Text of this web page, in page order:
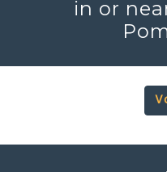
in or